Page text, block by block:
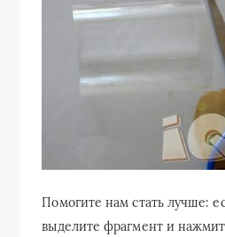
Помогите нам стать лучше:
выделите фрагмент и